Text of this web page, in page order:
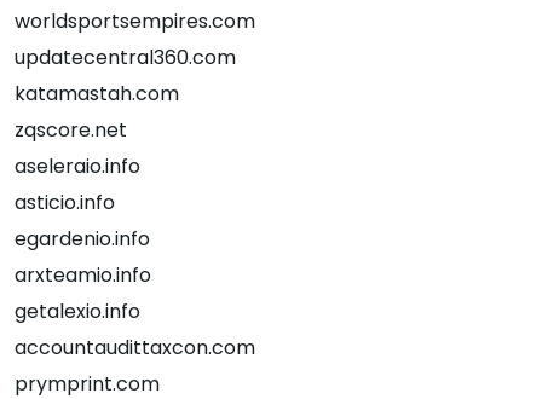
worldsportsempires.com
updatecentral360.com
katamastah.com
zqscore.net
aseleraio.info
asticio.info
egardenio.info
arxteamio.info
getalexio.info
accountaudittaxcon.com
prymprint.com